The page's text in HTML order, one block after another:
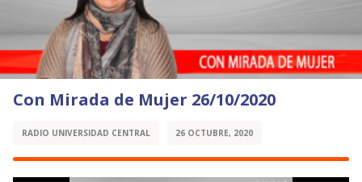
Con Mirada de Mujer 26/10/2020
RADIO UNIVERSIDAD CENTRAL 26 OCTUBRE, 2020